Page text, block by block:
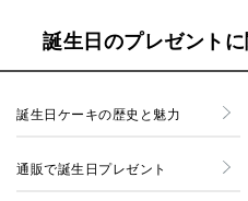
誕生日のプレゼント
誕生日ケーキの歴史と魅力
通販で誕生日プレゼント